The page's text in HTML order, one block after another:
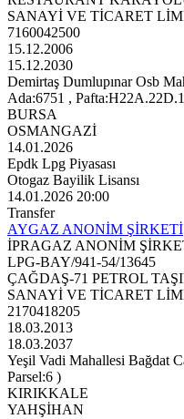
SANAYİ VE TİCARET
7160042500
15.12.2006
15.12.2030
Demirtaş Dumlupınar Osb
Ada:6751 ,
BURSA
OSMANGAZİ
14.01.2026
Epdk Lpg Piyasası
Otogaz Bayilik Lisansı
14.01.2026 20:00
Transfer
AYGAZ ANONİM ŞİRKETİ
İPRAGAZ ANONİM
LPG-BAY/941-54/13645
ÇAĞDAŞ-71 PETROL
SANAYİ VE TİCARET
2170418205
18.03.2013
18.03.2037
Yeşil Vadi Mahallesi Bağdat
Parsel:6 )
KIRIKKALE
YAHŞİHAN